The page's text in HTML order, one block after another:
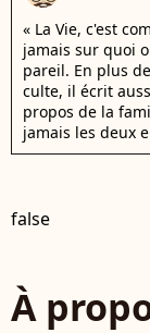
« La Vie, c'est
jamais sur quoi
pareil. En plus
culte, il écrit
propos de la
jamais les deux
false
À